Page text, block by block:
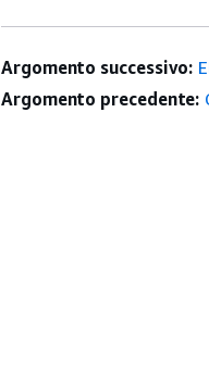
Argomento successivo:
Argomento precedente: